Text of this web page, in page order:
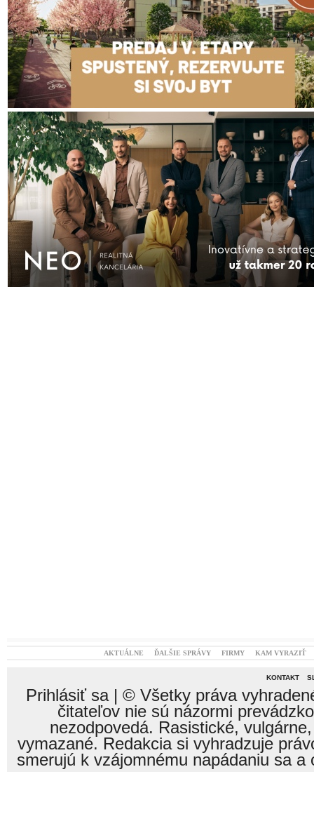
AKTUÁLNE ĎALŠIE SPRÁVY FIRMY KAM VYRAZIŤ
KONTAKT
Prihlásiť sa| © Všetky práva
čitateľov nie sú názormi
nezodpovedá. Rasistické,
vymazané. Redakcia si vyhradzuje
smerujú k vzájomnému napádaniu sa